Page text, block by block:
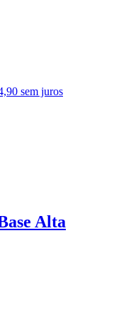
sem juros
Alta